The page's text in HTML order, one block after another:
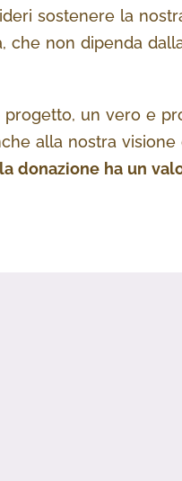
sostenere la
che non dipenda
progetto, un vero e
alla nostra visione
donazione ha un